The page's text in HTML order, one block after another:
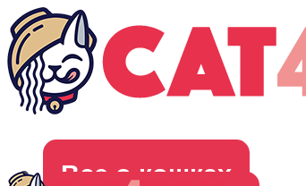
Все о кошках